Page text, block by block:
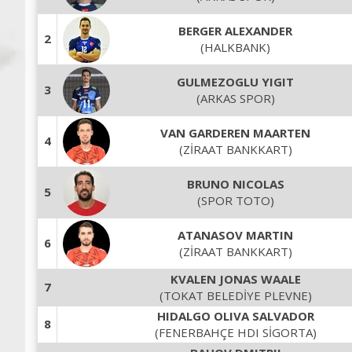
2
BERGER ALEXANDER
(HALKBANK)
3
GULMEZOGLU YIGIT
(ARKAS SPOR)
4
VAN GARDEREN MAARTEN
(ZİRAAT BANKKART)
5
BRUNO NICOLAS
(SPOR TOTO)
6
ATANASOV MARTIN
(ZİRAAT BANKKART)
7
KVALEN JONAS WAALE
(TOKAT BELEDİYE PLEVNE)
8
HIDALGO OLIVA SALVADOR
(FENERBAHÇE HDI SİGORTA)